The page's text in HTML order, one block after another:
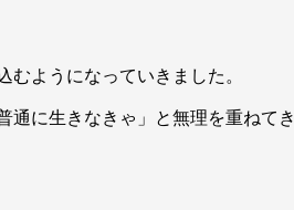
ようになっていきました。
通に生きなきゃ」と無理を重ねてき